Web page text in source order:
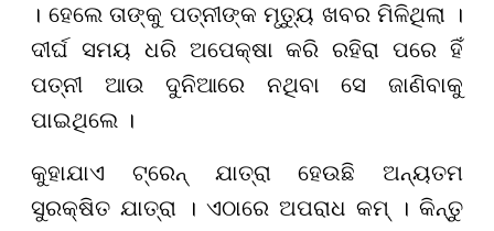
। ହେଲେ ତାଙ୍କୁ ପତ୍ନୀଙ୍କ ମୃତ୍ୟୁ ଖବର ମିଳିଥିଲା ।
ଦୀର୍ଘ ସମୟ ଧରି ଅପେକ୍ଷା କରି ରହିରା ପରେ ହିଁ
ପତ୍ନୀ ଆଉ ଦୁନିଆରେ ନଥିବା ସେ ଜାଣିବାକୁ
ପାଇଥିଲେ ।
କୁହାଯାଏ ଟ୍ରେନ୍ ଯାତ୍ରା ହେଉଛି ଅନ୍ୟତମ
ସୁରକ୍ଷିତ ଯାତ୍ରା । ଏଠାରେ ଅପରାଧ କମ୍ । କିନ୍ତୁ